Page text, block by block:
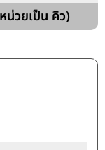
น่วยเป็น คิว)